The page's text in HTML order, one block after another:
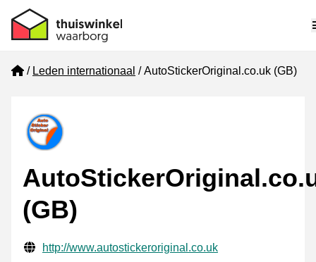
Home
Leden internationaal AutoStickerOriginal.co.uk (GB)
(GB)
Gecontroleerde contactgegevens
Website URL
http://www.autostickeroriginal.co.uk